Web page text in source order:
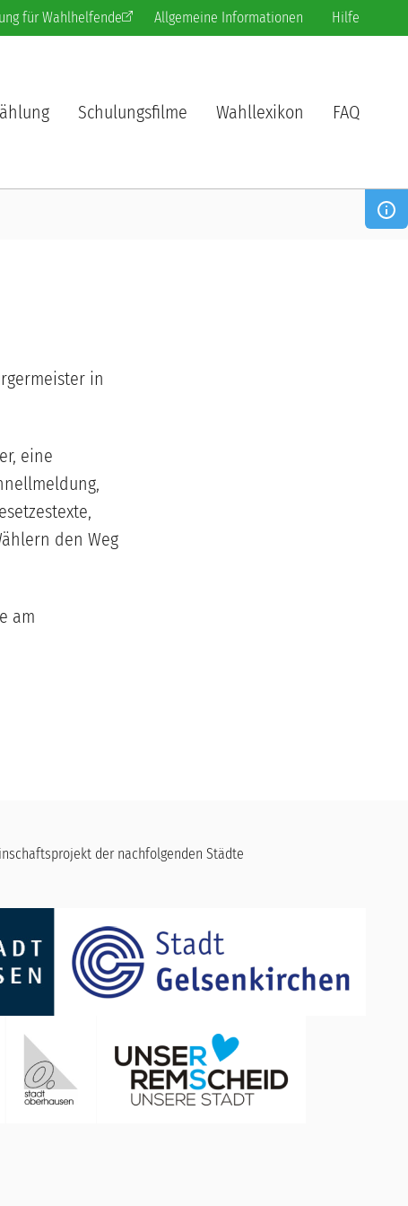
für Wahlhelfende Allgemeine Informationen Hilfe
Schulungsfilme Wahllexikon FAQ
in
eine
den Weg
am
der nachfolgenden Städte